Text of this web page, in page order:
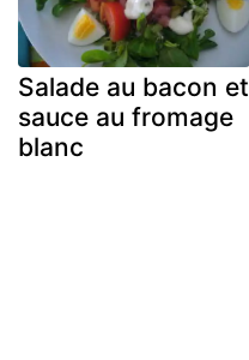
Salade au bacon et
sauce au fromage
blanc